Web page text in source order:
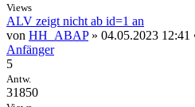
Views
ALV zeigt nicht ab id=1 an
von HH_ABAP» 04.05.2023 12:41
Anfänger
5
Antw.
31850